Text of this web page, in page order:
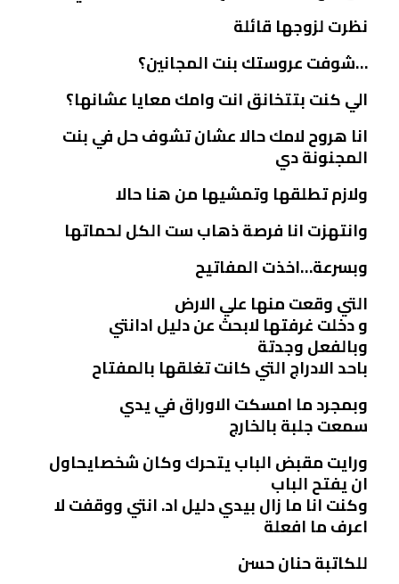
نظرت لزوجها قائلة
…شوفت عروستك بنت المجانين؟
الي كنت بتتخانق انت وامك معايا عشانها؟
انا هروح لامك حالا عشان تشوف حل في بنت
المجنونة دي
ولازم تطلقها وتمشيها من هنا حالا
وانتهزت انا فرصة ذهاب ست الكل لحماتها
وبسرعة…اخذت المفاتيح
التي وقعت منها علي الارض
و دخلت غرفتها لابحث عن دليل ادانتي
وبالفعل وجدتة
باحد الادراج التي كانت تغلقها بالمفتاح
وبمجرد ما امسكت الاوراق في يدي
سمعت جلبة بالخارج
ورايت مقبض الباب يتحرك وكان شخصايحاول
ان يفتح الباب
وكنت انا ما زال بيدي دليل اد. انتي ووقفت لا
اعرف ما افعلة
للكاتبة حنان حسن